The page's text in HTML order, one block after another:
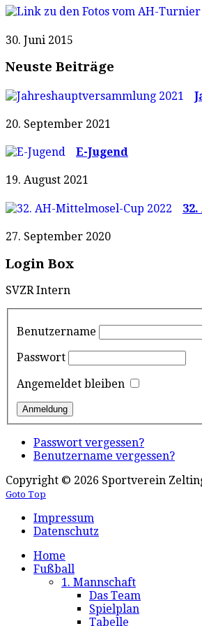
30. Juni 2015
Neuste Beiträge
20. September 2021
E-Jugend
19. August 2021
27. September 2020
Login Box
SVZR Intern
Benutzername
Passwort
Angemeldet bleiben
Passwort vergessen?
Benutzername vergessen?
Copyright © 2026 Sportverein
Goto Top
Impressum
Datenschutz
Home
Fußball
1. Mannschaft
Das Team
Spielplan
Tabelle